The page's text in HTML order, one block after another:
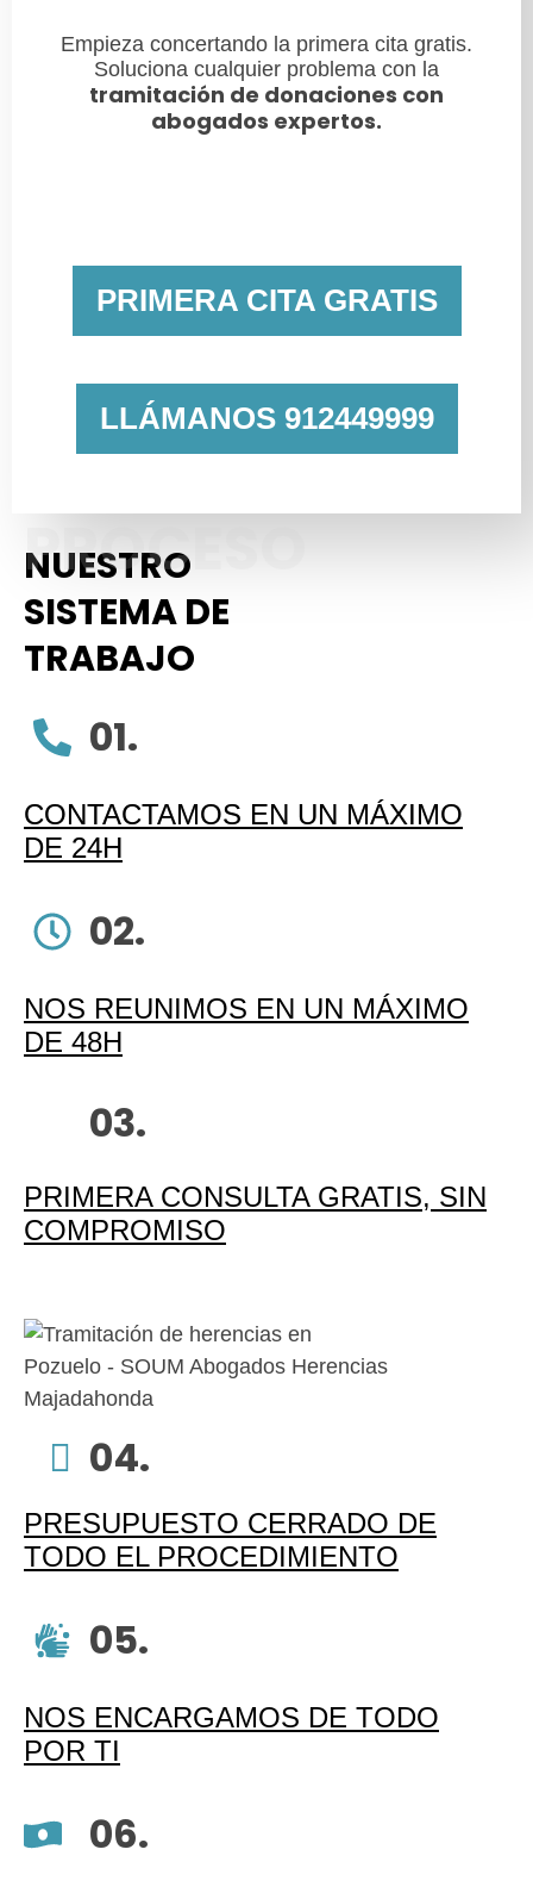
Empieza concertando la primera cita gratis.
Soluciona cualquier problema con la
tramitación de donaciones con
abogados expertos.
PRIMERA CITA GRATIS
LLÁMANOS 912449999
PROCESO
NUESTRO
SISTEMA DE
TRABAJO
01.
CONTACTAMOS EN UN MÁXIMO
DE 24H
02.
NOS REUNIMOS EN UN MÁXIMO
DE 48H
03.
PRIMERA CONSULTA GRATIS, SIN
COMPROMISO
04.
PRESUPUESTO CERRADO DE
TODO EL PROCEDIMIENTO
05.
NOS ENCARGAMOS DE TODO
POR TI
06.